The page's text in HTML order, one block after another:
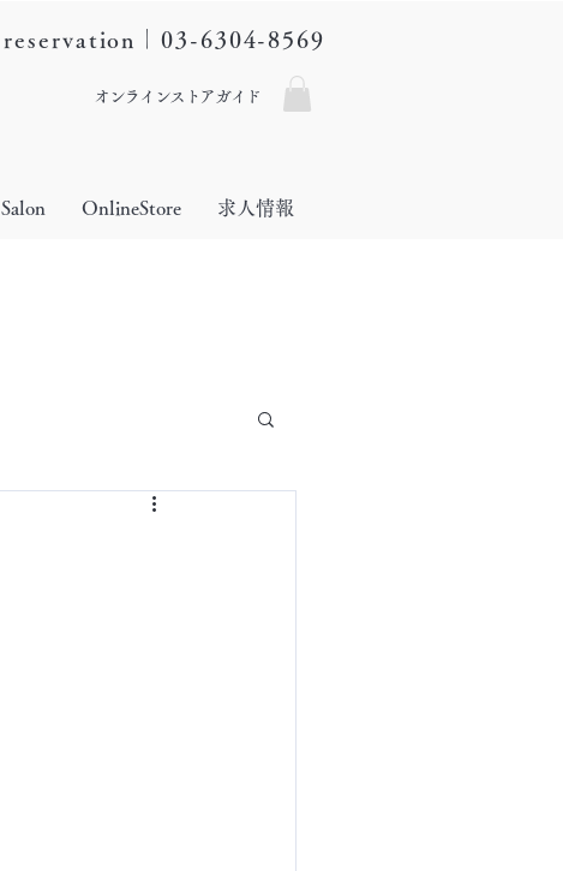
reservation｜03-6304-8569
オンラインストアガイド
Salon OnlineStore 求人情報